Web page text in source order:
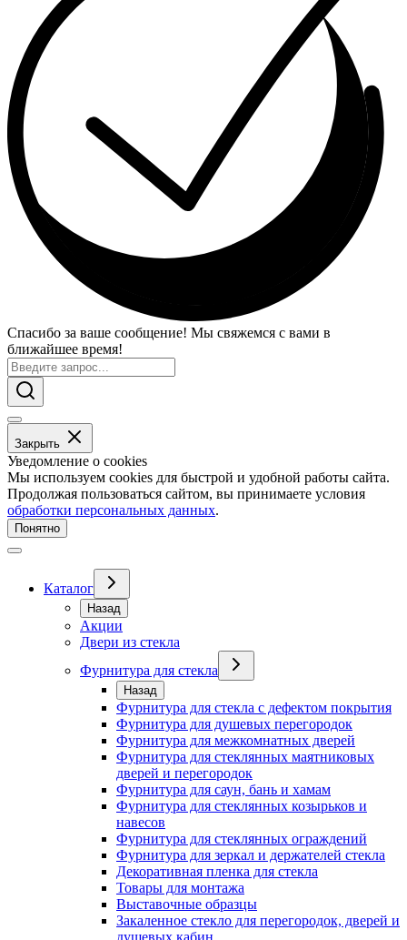
Спасибо за ваше сообщение! Мы свяжемся с вами в
ближайшее время!
Закрыть
Уведомление о cookies
Мы используем cookies для быстрой и удобной работы сайта.
Продолжая пользоваться сайтом, вы принимаете условия
обработки персональных данных.
Понятно
Каталог
Назад
Акции
Двери из стекла
Фурнитура для стекла
Назад
Фурнитура для стекла с дефектом покрытия
Фурнитура для душевых перегородок
Фурнитура для межкомнатных дверей
Фурнитура для стеклянных маятниковых
дверей и перегородок
Фурнитура для саун, бань и хамам
Фурнитура для стеклянных козырьков и
навесов
Фурнитура для стеклянных ограждений
Фурнитура для зеркал и держателей стекла
Декоративная пленка для стекла
Товары для монтажа
Выставочные образцы
Закаленное стекло для перегородок, дверей и
душевых кабин